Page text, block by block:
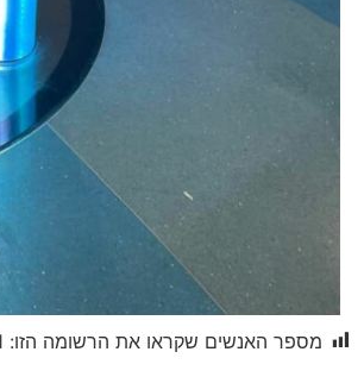
מספר האנשים שקראו את הרשומה הזו: